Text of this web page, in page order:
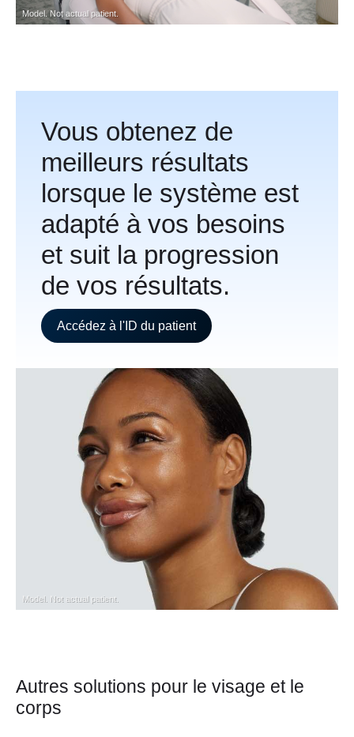
Model. Not actual patient.
Vous obtenez de
meilleurs résultats
lorsque le système est
adapté à vos besoins
et suit la progression
de vos résultats.
Accédez à l'ID du patient
Model. Not actual patient.
Autres solutions pour le visage et le
corps